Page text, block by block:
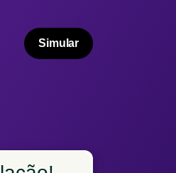
Simular